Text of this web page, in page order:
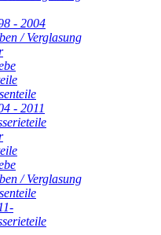
- 2004
/ Verglasung
- 2011
/ Verglasung